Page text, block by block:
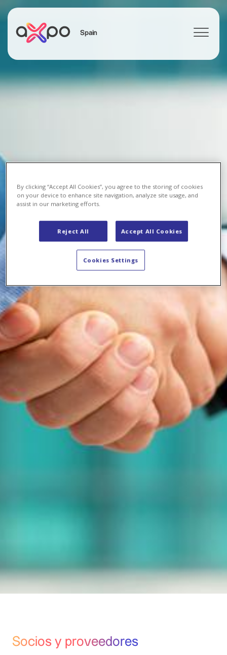
Spain
Search
Socios y proveedores
By clicking “Accept All Cookies”, you agree to the storing of cookies
on your device to enhance site navigation, analyze site usage, and
assist in our marketing efforts.
Reject All Accept All Cookies
Cookies Settings